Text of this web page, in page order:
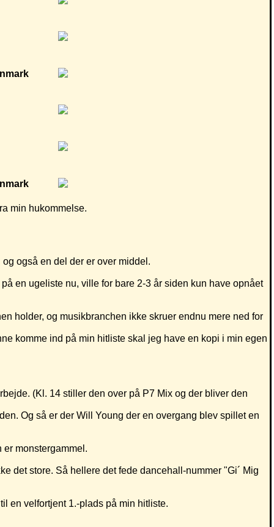
min hukommelse.
også en del der er over middel.
en ugeliste nu, ville for bare 2-3 år siden kun have opnået
holder, og musikbranchen ikke skruer endnu mere ned for
komme ind på min hitliste skal jeg have en kopi i min egen
(Kl. 14 stiller den over på P7 Mix og der bliver den
Og så er der Will Young der en overgang blev spillet en
monstergammel.
det store. Så hellere det fede dancehall-nummer "Gi´ Mig
en velfortjent 1.-plads på min hitliste.